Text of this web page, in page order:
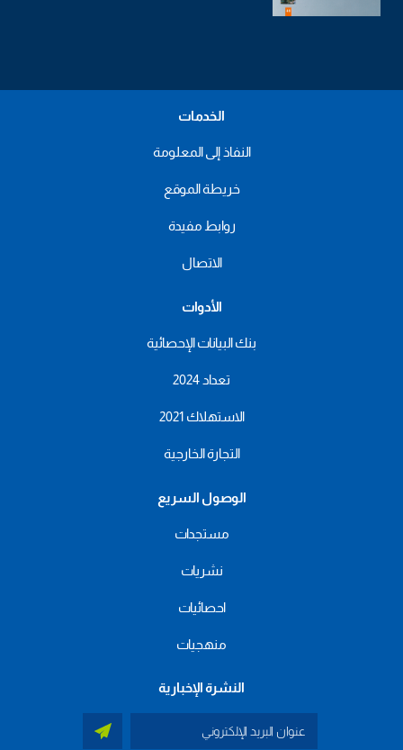
الخدمات
النفاذ إلى المعلومة
خريطة الموقع
روابط مفيدة
الاتصال
الأدوات
بنك البيانات الإحصائية
تعداد 2024
الاستهلاك 2021
التجارة الخارجية
الوصول السريع
مستجدات
نشريات
احصائيات
منهجيات
النشرة الإخبارية